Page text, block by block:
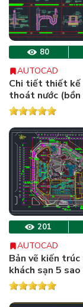
80
AUTOCAD
Chi tiết thiết kế
thoát nước (bồn
rửa+bể tự hoại)
201
AUTOCAD
Bản vẽ kiến
khách sạn 5
tâm thương mại
cao cấp (220 x